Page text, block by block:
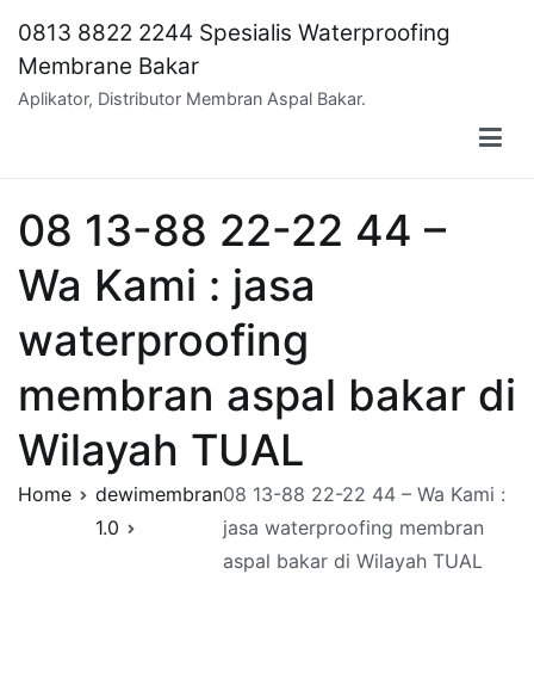
content
0813 8822 2244 Spesialis Waterproofing
Membrane Bakar
Aplikator, Distributor Membran Aspal Bakar.
08 13-88 22-22 44 –
Wa Kami : jasa
waterproofing
membran aspal bakar di
Wilayah TUAL
Home
dewimembran
1.0
08 13-88 22-22 44 – Wa Kami :
jasa waterproofing membran
aspal bakar di Wilayah TUAL